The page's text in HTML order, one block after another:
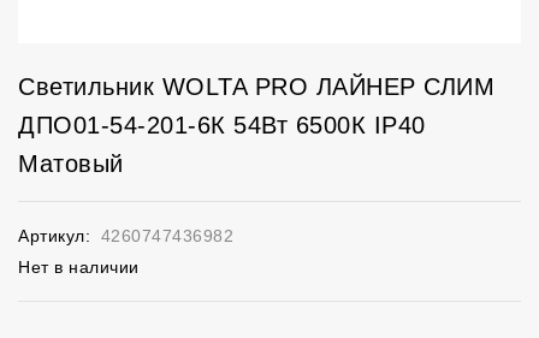
Светильник WOLTA PRO ЛАЙНЕР СЛИМ
ДПО01-54-201-6К 54Вт 6500К IP40
Матовый
Артикул:
4260747436982
Нет в наличии